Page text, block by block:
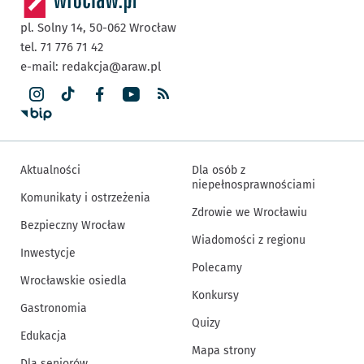
pl. Solny 14, 50-062 Wrocław
tel. 71 776 71 42
e-mail: redakcja@araw.pl
Aktualności
Komunikaty i ostrzeżenia
Bezpieczny Wrocław
Inwestycje
Wrocławskie osiedla
Gastronomia
Edukacja
Dla osób z
niepełnosprawnościami
Zdrowie we Wrocławiu
Wiadomości z regionu
Polecamy
Konkursy
Quizy
Mapa strony